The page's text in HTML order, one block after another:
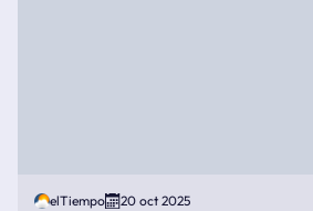
elTiempo 20 oct 2025